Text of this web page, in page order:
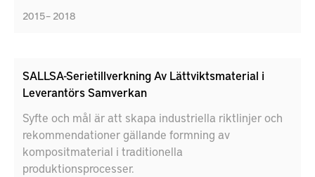
2015 – 2018
SALLSA-Serietillverkning Av Lättviktsmaterial i
Leverantörs Samverkan
Syfte och mål är att skapa industriella riktlinjer och
rekommendationer gällande formning av
kompositmaterial i traditionella
produktionsprocesser.